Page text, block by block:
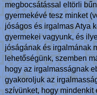
megbocsátással eltörli
gyermekévé tesz minket
jóságos és irgalmas Atya
gyermekei vagyunk, és
jóságának és irgalmának
lehetőségünk, szemben
hogy az irgalmasságnak
gyakoroljuk az
szívünket, hogy mindenkit